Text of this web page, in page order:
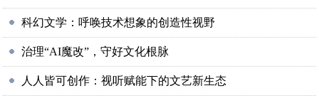
科幻文学：呼唤技术想象的创造性视野
治理“AI魔改”，守好文化根脉
人人皆可创作：视听赋能下的文艺新生态